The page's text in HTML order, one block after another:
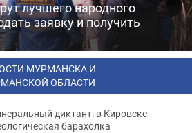
лучшего народного
заявку и получить
МУРМАНСКА И
ОБЛАСТИ
диктант: в Кировске
барахолка